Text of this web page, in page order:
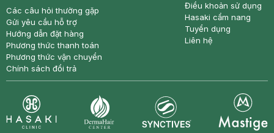
Các câu hỏi thường gặp
Gửi yêu cầu hỗ trợ
Hướng dẫn đặt hàng
Phương thức thanh toán
Phương thức vận chuyển
Chính sách đổi trả
Điều khoản sử dụng
Hasaki cẩm nang
Tuyển dụng
Liên hệ